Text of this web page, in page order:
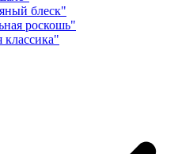
блеск"
роскошь"
классика"